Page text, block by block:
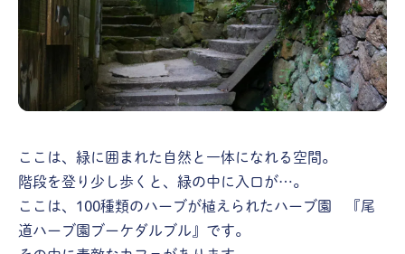
ここは、緑に囲まれた自然と一体になれる空間。
階段を登り少し歩くと、緑の中に入口が…。
ここは、100種類のハーブが植えられたハーブ園 『尾
道ハーブ園ブーケダルブル』です。